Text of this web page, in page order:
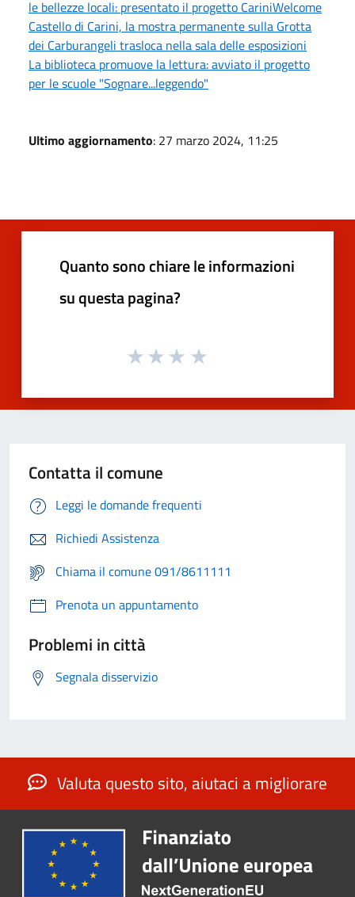
le bellezze locali: presentato il progetto CariniWelcome
Castello di Carini, la mostra permanente sulla Grotta
dei Carburangeli trasloca nella sala delle esposizioni
La biblioteca promuove la lettura: avviato il progetto
per le scuole "Sognare...leggendo"
Ultimo aggiornamento: 27 marzo 2024, 11:25
Quanto sono chiare le informazioni
su questa pagina?
Contatta il comune
Leggi le domande frequenti
Richiedi Assistenza
Chiama il comune 091/8611111
Prenota un appuntamento
Problemi in città
Segnala disservizio
Valuta questo sito, aiutaci a migliorare